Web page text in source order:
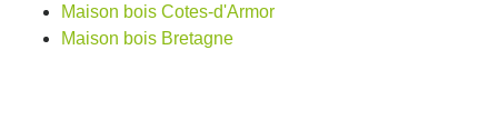
Maison bois Cotes-d'Armor
Maison bois Bretagne